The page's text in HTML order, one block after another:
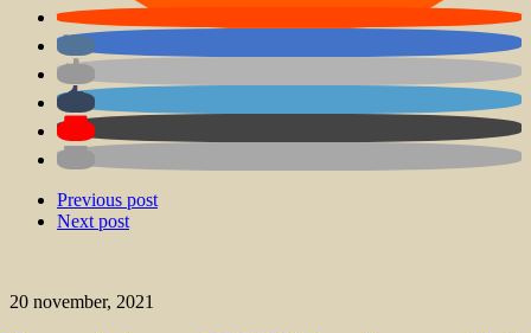
Previous post
Next post
20 november, 2021